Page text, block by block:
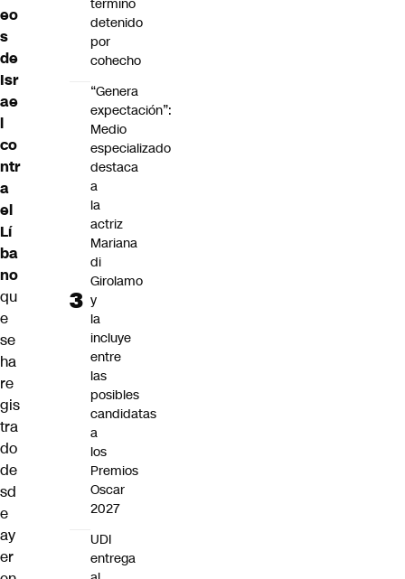
eo
s
de
Isr
ae
l
co
ntr
a
el
Lí
ba
no
qu
e
se
ha
re
gis
tra
do
de
sd
e
ay
er
terminó
detenido
por
cohecho
“Genera
expectación”:
Medio
especializado
destaca
a
la
actriz
Mariana
di
Girolamo
y
la
incluye
entre
las
posibles
candidatas
a
los
Premios
Oscar
2027
UDI
entrega